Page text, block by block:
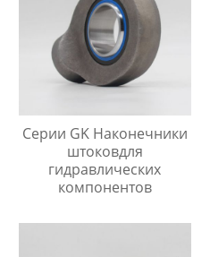
Серии GK Наконечники
штоковдля
гидравлических
компонентов